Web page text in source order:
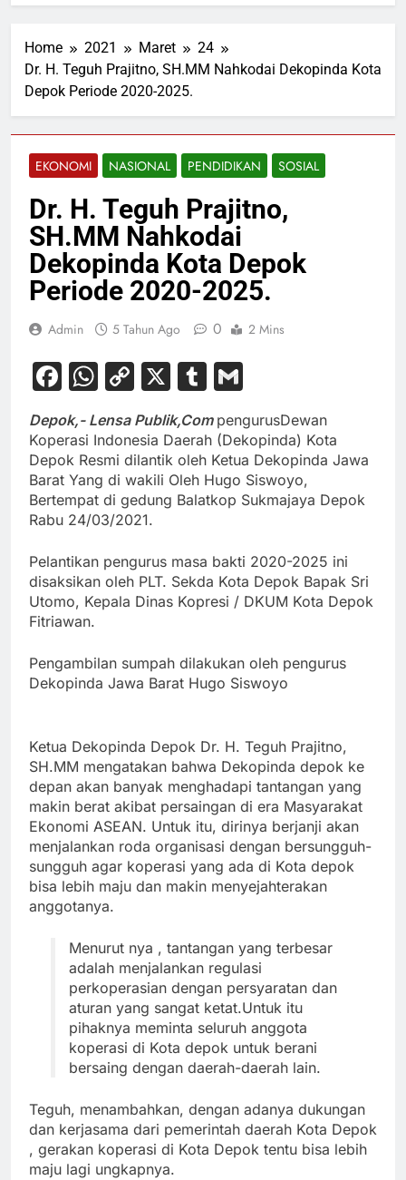
Home 2021 Maret
24
Dr. H. Teguh Prajitno, SH.MM Nahkodai Dekopinda Kota
Depok Periode 2020-2025.
EKONOMI NASIONAL PENDIDIKAN SOSIAL
Dr. H. Teguh Prajitno,
SH.MM Nahkodai
Dekopinda Kota Depok
Periode 2020-2025.
Admin 5 Tahun Ago 0 2 Mins
Facebook
WhatsApp
Copy
Link
X Tumblr
Depok,- Lensa Publik,Com pengurusDewan
Koperasi Indonesia Daerah (Dekopinda) Kota
Depok Resmi dilantik oleh Ketua Dekopinda Jawa
Barat Yang di wakili Oleh Hugo Siswoyo,
Bertempat di gedung Balatkop Sukmajaya Depok
Rabu 24/03/2021.
Pelantikan pengurus masa bakti 2020-2025 ini
disaksikan oleh PLT. Sekda Kota Depok Bapak Sri
Utomo, Kepala Dinas Kopresi / DKUM Kota Depok
Fitriawan.
Pengambilan sumpah dilakukan oleh pengurus
Dekopinda Jawa Barat Hugo Siswoyo
Ketua Dekopinda Depok Dr. H. Teguh Prajitno,
SH.MM mengatakan bahwa Dekopinda depok ke
depan akan banyak menghadapi tantangan yang
makin berat akibat persaingan di era Masyarakat
Ekonomi ASEAN. Untuk itu, dirinya berjanji akan
menjalankan roda organisasi dengan bersungguh-
sungguh agar koperasi yang ada di Kota depok
bisa lebih maju dan makin menyejahterakan
anggotanya.
Menurut nya , tantangan yang terbesar
adalah menjalankan regulasi
perkoperasian dengan persyaratan dan
aturan yang sangat ketat.Untuk itu
pihaknya meminta seluruh anggota
koperasi di Kota depok untuk berani
bersaing dengan daerah-daerah lain.
Teguh, menambahkan, dengan adanya dukungan
dan kerjasama dari pemerintah daerah Kota Depok
, gerakan koperasi di Kota Depok tentu bisa lebih
maju lagi ungkapnya.